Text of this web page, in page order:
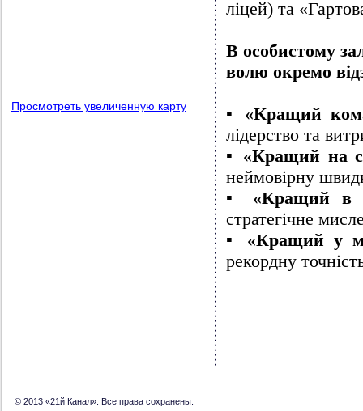
Просмотреть увеличенную карту
ліцей) та
В особистому
волю окремо
▪️ «Кращий
лідерство та
▪️ «Кращий на
неймовірну
▪️ «Кращий в
стратегічне
▪️ «Кращий у
рекордну
© 2013 «21й Канал». Все права сохранены.